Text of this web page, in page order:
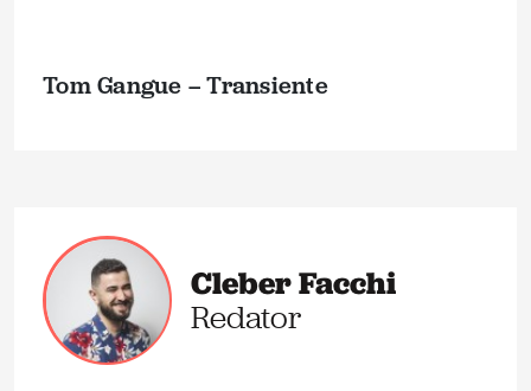
Tom Gangue – Transiente
Cleber Facchi
Redator